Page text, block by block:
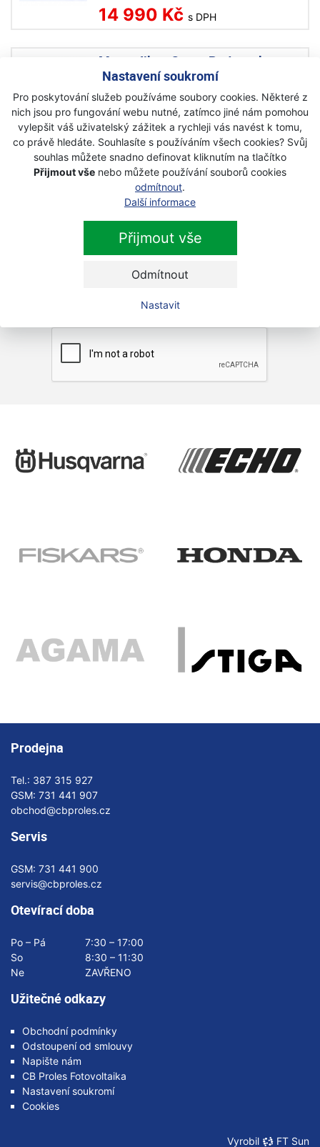
Nastavení soukromí
Pro poskytování služeb používáme soubory cookies. Některé z
nich jsou pro fungování webu nutné, zatímco jiné nám pomohou
vylepšit váš uživatelský zážitek a rychleji vás navést k tomu,
co právě hledáte. Souhlasíte s používáním všech cookies? Svůj
souhlas můžete snadno definovat kliknutím na tlačítko
Přijmout vše nebo můžete používání souborů cookies
odmítnout.
Další informace
Přijmout vše
Odmítnout
Nastavit
14 990 Kč s DPH
Motor Jikov Green Podvozek
Robus
Na objednávku
16 990 Kč s DPH
Newsletter
Přihlaste se k odběru novinek
Prodejna
Tel.: 387 315 927
GSM: 731 441 907
obchod@cbproles.cz
Servis
GSM: 731 441 900
servis@cbproles.cz
Otevírací doba
Po – Pá
7:30 – 17:00
So
8:30 – 11:30
Ne
ZAVŘENO
Užitečné odkazy
Obchodní podmínky
Odstoupení od smlouvy
Napište nám
CB Proles Fotovoltaika
Nastavení soukromí
Cookies
Vyrobil FT Sun